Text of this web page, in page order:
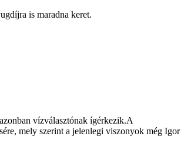
is maradna keret.
vízválasztónak ígérkezik.A
mely szerint a jelenlegi viszonyok még Igor